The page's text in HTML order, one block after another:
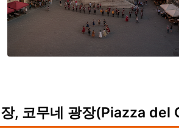
, 코무네 광장(Piazza del